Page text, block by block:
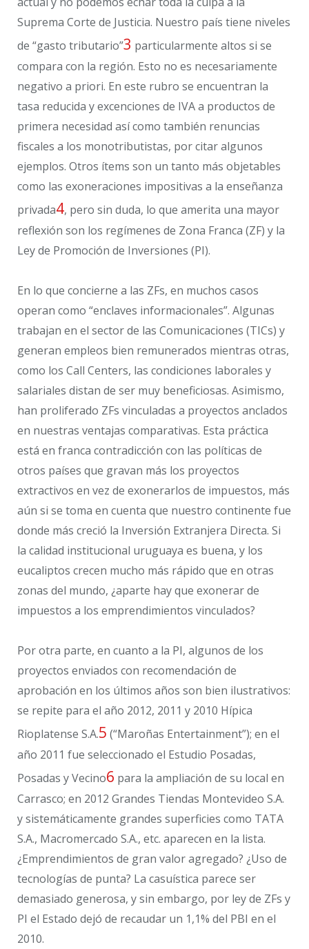
Suprema Corte de Justicia. Nuestro país tiene niveles
de “gasto tributario”3 particularmente altos si se
compara con la región. Esto no es necesariamente
negativo a priori. En este rubro se encuentran la
tasa reducida y excenciones de IVA a productos de
primera necesidad así como también renuncias
fiscales a los monotributistas, por citar algunos
ejemplos. Otros ítems son un tanto más objetables
como las exoneraciones impositivas a la enseñanza
privada4, pero sin duda, lo que amerita una mayor
reflexión son los regímenes de Zona Franca (ZF) y la
Ley de Promoción de Inversiones (PI).
En lo que concierne a las ZFs, en muchos casos
operan como “enclaves informacionales”. Algunas
trabajan en el sector de las Comunicaciones (TICs) y
generan empleos bien remunerados mientras otras,
como los Call Centers, las condiciones laborales y
salariales distan de ser muy beneficiosas. Asimismo,
han proliferado ZFs vinculadas a proyectos anclados
en nuestras ventajas comparativas. Esta práctica
está en franca contradicción con las políticas de
otros países que gravan más los proyectos
extractivos en vez de exonerarlos de impuestos, más
aún si se toma en cuenta que nuestro continente fue
donde más creció la Inversión Extranjera Directa. Si
la calidad institucional uruguaya es buena, y los
eucaliptos crecen mucho más rápido que en otras
zonas del mundo, ¿aparte hay que exonerar de
impuestos a los emprendimientos vinculados?
Por otra parte, en cuanto a la PI, algunos de los
proyectos enviados con recomendación de
aprobación en los últimos años son bien ilustrativos:
se repite para el año 2012, 2011 y 2010 Hípica
Rioplatense S.A.5 (“Maroñas Entertainment”); en el
año 2011 fue seleccionado el Estudio Posadas,
Posadas y Vecino6 para la ampliación de su local en
Carrasco; en 2012 Grandes Tiendas Montevideo S.A.
y sistemáticamente grandes superficies como TATA
S.A., Macromercado S.A., etc. aparecen en la lista.
¿Emprendimientos de gran valor agregado? ¿Uso de
tecnologías de punta? La casuística parece ser
demasiado generosa, y sin embargo, por ley de ZFs y
PI el Estado dejó de recaudar un 1,1% del PBI en el
2010.